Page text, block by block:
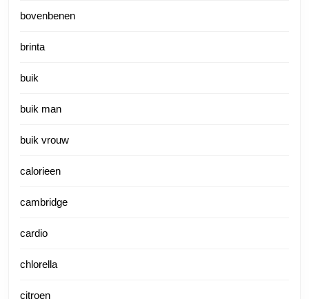
bovenbenen
brinta
buik
buik man
buik vrouw
calorieen
cambridge
cardio
chlorella
citroen